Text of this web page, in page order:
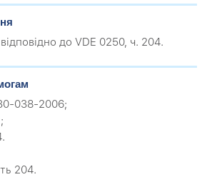
до VDE 0250, ч. 204.
038-2006;
204.